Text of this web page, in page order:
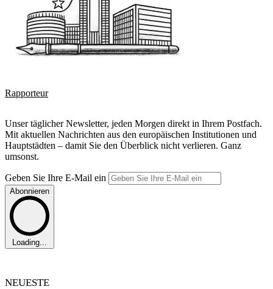
Rapporteur
Unser täglicher Newsletter, jeden Morgen direkt in Ihrem Postfach.
Mit aktuellen Nachrichten aus den europäischen Institutionen und
Hauptstädten – damit Sie den Überblick nicht verlieren. Ganz
umsonst.
Geben Sie Ihre E-Mail ein
Abonnieren
Loading...
NEUESTE